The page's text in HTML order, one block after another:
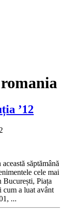
’12
2
săptămână
cele mai
Piața
cum a luat avânt
...